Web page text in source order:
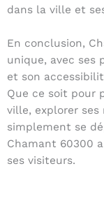
dans la ville et
En conclusion,
unique, avec ses
et son
Que ce soit pour
ville, explorer ses
simplement se
Chamant 60300
ses visiteurs.